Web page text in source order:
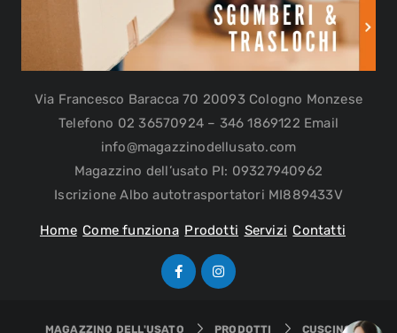
Via Francesco Baracca 70 20093 Cologno Monzese
Telefono 02 36570924 – 346 1869122 Email
info@magazzinodellusato.com
Magazzino dell’usato PI: 09327940962
Iscrizione Albo autotrasportatori MI889433V
Home Come funziona Prodotti Servizi Contatti
MAGAZZINO DELL'USATO PRODOTTI CUSCINO